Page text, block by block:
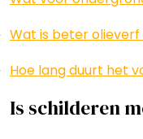
Wat is beter
Hoe lang duurt het
Is schilderen